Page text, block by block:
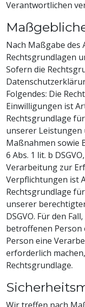
Verantwortlichen
Nach Maßgabe des
Rechtsgrundlagen
Sofern die
Folgendes: Die
Einwilligungen ist
Rechtsgrundlage
unserer
Maßnahmen sowie
6 Abs. 1 lit. b
Verarbeitung zur
Verpflichtungen ist
Rechtsgrundlage
unserer
DSGVO. Für den
betroffenen Person
Person eine
erforderlich
Rechtsgrundlage.
Wir treffen nach